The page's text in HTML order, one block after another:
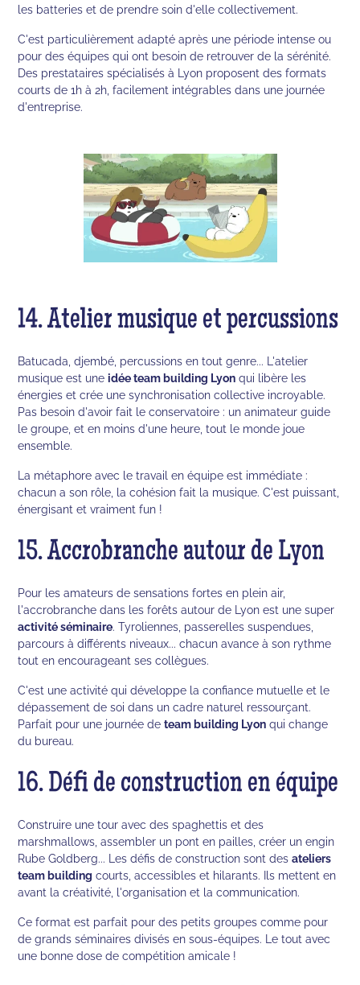
les batteries et de prendre soin d'elle collectivement.
C'est particulièrement adapté après une période intense ou
pour des équipes qui ont besoin de retrouver de la sérénité.
Des prestataires spécialisés à Lyon proposent des formats
courts de 1h à 2h, facilement intégrables dans une journée
d'entreprise.
14. Atelier musique et percussions
Batucada, djembé, percussions en tout genre... L'atelier
musique est uneidée team building Lyon qui libère les
énergies et crée une synchronisation collective incroyable.
Pas besoin d'avoir fait le conservatoire : un animateur guide
le groupe, et en moins d'une heure, tout le monde joue
ensemble.
La métaphore avec le travail en équipe est immédiate :
chacun a son rôle, la cohésion fait la musique. C'est puissant,
énergisant et vraiment fun !
15. Accrobranche autour de Lyon
Pour les amateurs de sensations fortes en plein air,
l'accrobranche dans les forêts autour de Lyon est une super
activité séminaire. Tyroliennes, passerelles suspendues,
parcours à différents niveaux... chacun avance à son rythme
tout en encourageant ses collègues.
C'est une activité qui développe la confiance mutuelle et le
dépassement de soi dans un cadre naturel ressourçant.
Parfait pour une journée deteam building Lyon qui change
du bureau.
16. Défi de construction en équipe
Construire une tour avec des spaghettis et des
marshmallows, assembler un pont en pailles, créer un engin
Rube Goldberg... Les défis de construction sont desateliers
team building courts, accessibles et hilarants. Ils mettent en
avant la créativité, l'organisation et la communication.
Ce format est parfait pour des petits groupes comme pour
de grands séminaires divisés en sous-équipes. Le tout avec
une bonne dose de compétition amicale !